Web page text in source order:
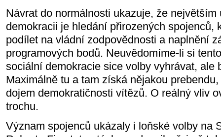
Návrat do normálnosti ukazuje, že
demokracii je hledání přirozených spojenců,
podílet na vládní zodpovědnosti a naplnění
programových bodů. Neuvědomíme-li si
sociální demokracie sice volby vyhrávat, ale
Maximálně tu a tam získá nějakou
dojem demokratičnosti vítězů. O reálný vliv
trochu.
Význam spojenců ukázaly i loňské volby na